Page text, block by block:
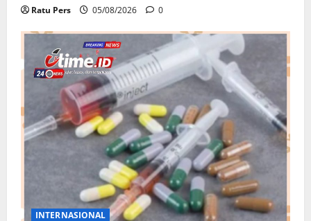
Ratu Pers 05/08/2026 0
INTERNASIONAL